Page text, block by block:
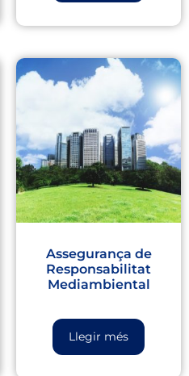
Assegurança de
Responsabilitat
Mediambiental
Llegir més